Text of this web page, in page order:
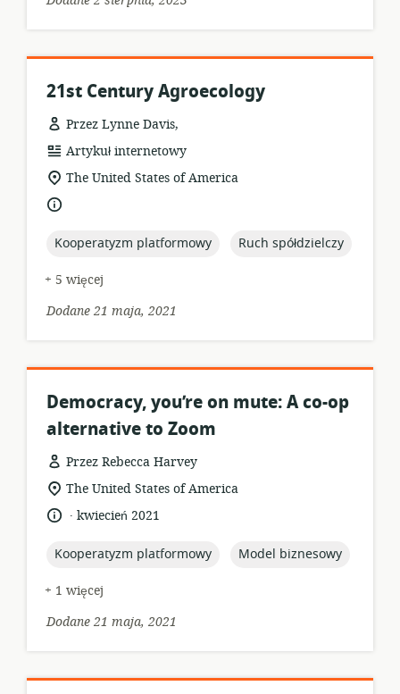
21st Century Agroecology
Przez Lynne Davis,
format
zasobów:
Artykuł internetowy
istotnaThe United States of America
język:
topic:
Kooperatyzm platformowy topic:
Ruch spółdzielczy
+ 5 więcej
Dodane 21 maja, 2021
Democracy, you’re on mute: A co-op
alternative to Zoom
Przez Rebecca Harvey
format
zasobów:
istotna
lokalizacja:
The United States of America
język:
.
datakwiecień 2021
topic:
Kooperatyzm platformowy topic:
Model biznesowy
+ 1 więcej
Dodane 21 maja, 2021